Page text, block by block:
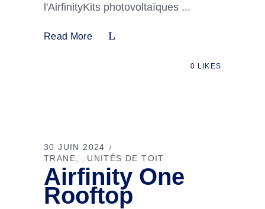
l'AirfinityKits photovoltaïques
Read More
0 LIKES
30 JUIN 2024
TRANE
UNITÉS DE TOIT
Airfinity One
Rooftop